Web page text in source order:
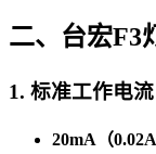
二、台宏F3
1. 标准工作电流
20mA（0.02A